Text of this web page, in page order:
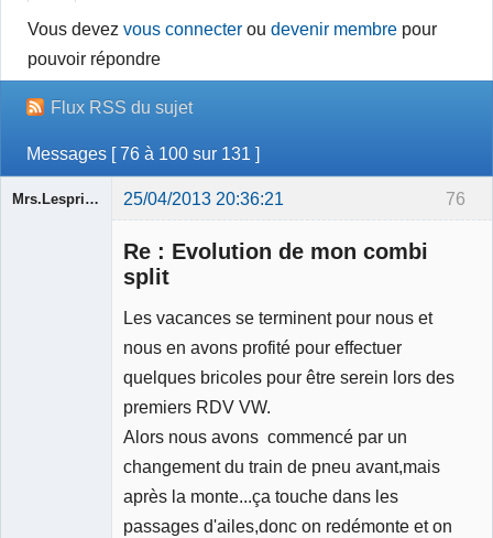
Vous devezvous connecter oudevenir membre pour
pouvoir répondre
Flux RSS du sujet
Messages [ 76 à 100 sur 131 ]
76
Mrs.Lespritfifi 25/04/2013 20:36:21
Re : Evolution de mon combi
split
Les vacances se terminent pour nous et
nous en avons profité pour effectuer
quelques bricoles pour être serein lors des
premiers RDV VW.
Alors nous avons commencé par un
changement du train de pneu avant,mais
après la monte...ça touche dans les
passages d'ailes,donc on redémonte et on